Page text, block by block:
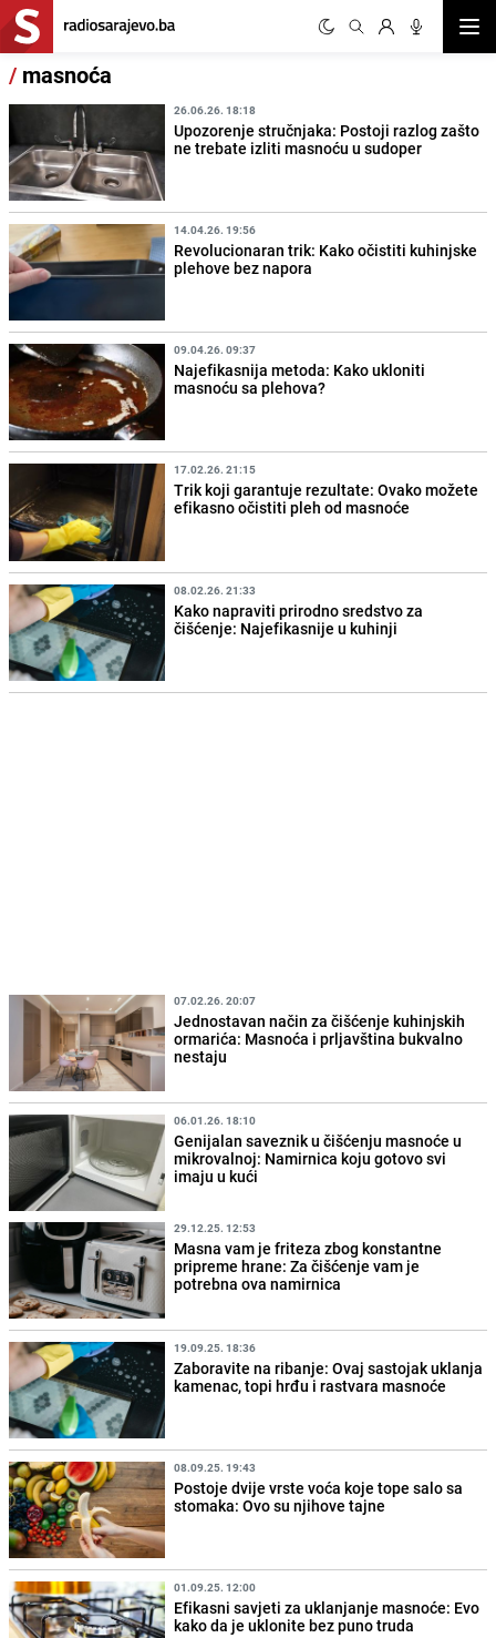
/ masnoća
26.06.26. 18:18
Upozorenje stručnjaka: Postoji razlog zašto
ne trebate izliti masnoću u sudoper
14.04.26. 19:56
Revolucionaran trik: Kako očistiti kuhinjske
plehove bez napora
09.04.26. 09:37
Najefikasnija metoda: Kako ukloniti
masnoću sa plehova?
17.02.26. 21:15
Trik koji garantuje rezultate: Ovako možete
efikasno očistiti pleh od masnoće
08.02.26. 21:33
Kako napraviti prirodno sredstvo za
čišćenje: Najefikasnije u kuhinji
07.02.26. 20:07
Jednostavan način za čišćenje kuhinjskih
ormarića: Masnoća i prljavština bukvalno
nestaju
06.01.26. 18:10
Genijalan saveznik u čišćenju masnoće u
mikrovalnoj: Namirnica koju gotovo svi
imaju u kući
29.12.25. 12:53
Masna vam je friteza zbog konstantne
pripreme hrane: Za čišćenje vam je
potrebna ova namirnica
19.09.25. 18:36
Zaboravite na ribanje: Ovaj sastojak uklanja
kamenac, topi hrđu i rastvara masnoće
08.09.25. 19:43
Postoje dvije vrste voća koje tope salo sa
stomaka: Ovo su njihove tajne
01.09.25. 12:00
Efikasni savjeti za uklanjanje masnoće: Evo
kako da je uklonite bez puno truda